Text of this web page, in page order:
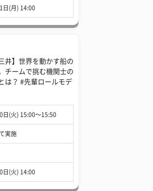
日(月) 14:00
井】世界を動かす船の
チームで挑む機関士の
は？ #先輩ロールモデ
日(火) 15:00〜15:50
実施
日(火) 14:00